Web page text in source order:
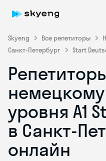
Skyeng Все репетиторы
Санкт-Петербург
Start
уровня A1
в Санкт-
онлайн
Skyeng Chat